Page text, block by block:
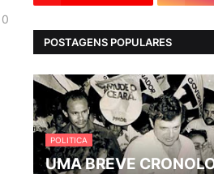
0
POSTAGENS POPULARES
POLITICA
UMA BREVE